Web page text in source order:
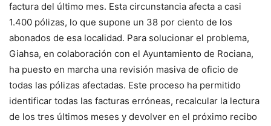
factura del último mes. Esta circunstancia afecta a casi
1.400 pólizas, lo que supone un 38 por ciento de los
abonados de esa localidad. Para solucionar el problema,
Giahsa, en colaboración con el Ayuntamiento de Rociana,
ha puesto en marcha una revisión masiva de oficio de
todas las pólizas afectadas. Este proceso ha permitido
identificar todas las facturas erróneas, recalcular la lectura
de los tres últimos meses y devolver en el próximo recibo